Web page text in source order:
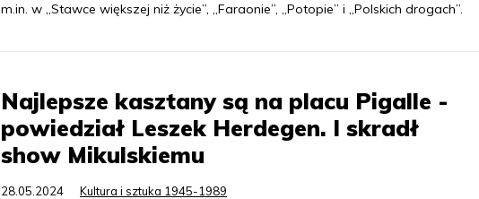
m.in. w „Stawce większej niż życie”, „Faraonie”, „Potopie” i „Polskich drogach”.
Najlepsze kasztany są na placu Pigalle -
powiedział Leszek Herdegen. I skradł
show Mikulskiemu
28.05.2024 Kultura i sztuka 1945-1989